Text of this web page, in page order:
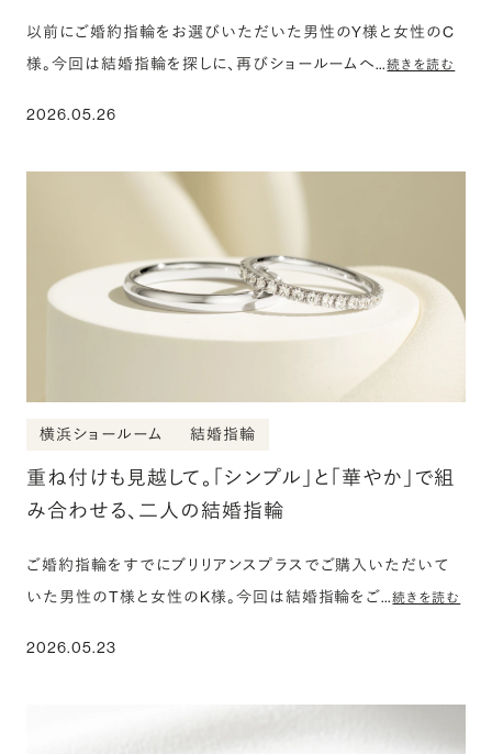
以前にご婚約指輪をお選びいただいた男性のY様と女性のC
様。今回は結婚指輪を探しに、再びショールームへ…続きを読む
2026.05.26
横浜ショールーム 結婚指輪
重ね付けも見越して。「シンプル」と「華やか」で組
み合わせる、二人の結婚指輪
ご婚約指輪をすでにブリリアンスプラスでご購入いただいて
いた男性のT様と女性のK様。今回は結婚指輪をご…続きを読む
2026.05.23